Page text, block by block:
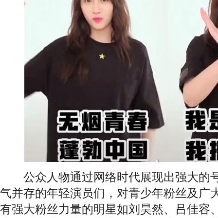
公众人物通过网络时代展现出强大的
气并存的年轻演员们，对青少年粉丝及广
有强大粉丝力量的明星如刘昊然、吕佳容